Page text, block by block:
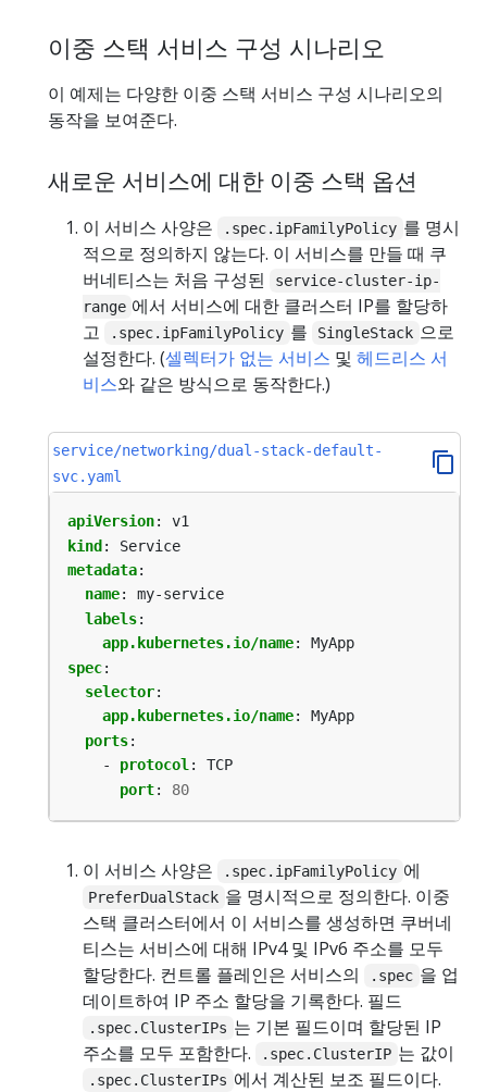
이중 스택 서비스 구성 시나리오
이 예제는 다양한 이중 스택 서비스 구성 시나리오의
동작을 보여준다.
새로운 서비스에 대한 이중 스택 옵션
이 서비스 사양은 .spec.ipFamilyPolicy 를 명시
적으로 정의하지 않는다. 이 서비스를 만들 때 쿠
버네티스는 처음 구성된
service-cluster-ip-
range 에서 서비스에 대한 클러스터 IP를 할당하
고
.spec.ipFamilyPolicy 를 SingleStack 으로
설정한다. (셀렉터가 없는 서비스 및 헤드리스 서
비스와 같은 방식으로 동작한다.)
service/networking/dual-stack-default-
svc.yaml
apiVersion:
v1
kind :
Service
metadata:
name:
my-service
labels:
app.kubernetes.io/name:
MyApp
spec:
selector:
app.kubernetes.io/name:
MyApp
ports:
- protocol :
TCP
port: 80
이 서비스 사양은 .spec.ipFamilyPolicy 에
PreferDualStack 을 명시적으로 정의한다. 이중
스택 클러스터에서 이 서비스를 생성하면 쿠버네
티스는 서비스에 대해 IPv4 및 IPv6 주소를 모두
할당한다. 컨트롤 플레인은 서비스의
.spec 을 업
데이트하여 IP 주소 할당을 기록한다. 필드
.spec.ClusterIPs 는 기본 필드이며 할당된 IP
주소를 모두 포함한다.
.spec.ClusterIP 는 값이
.spec.ClusterIPs 에서 계산된 보조 필드이다.